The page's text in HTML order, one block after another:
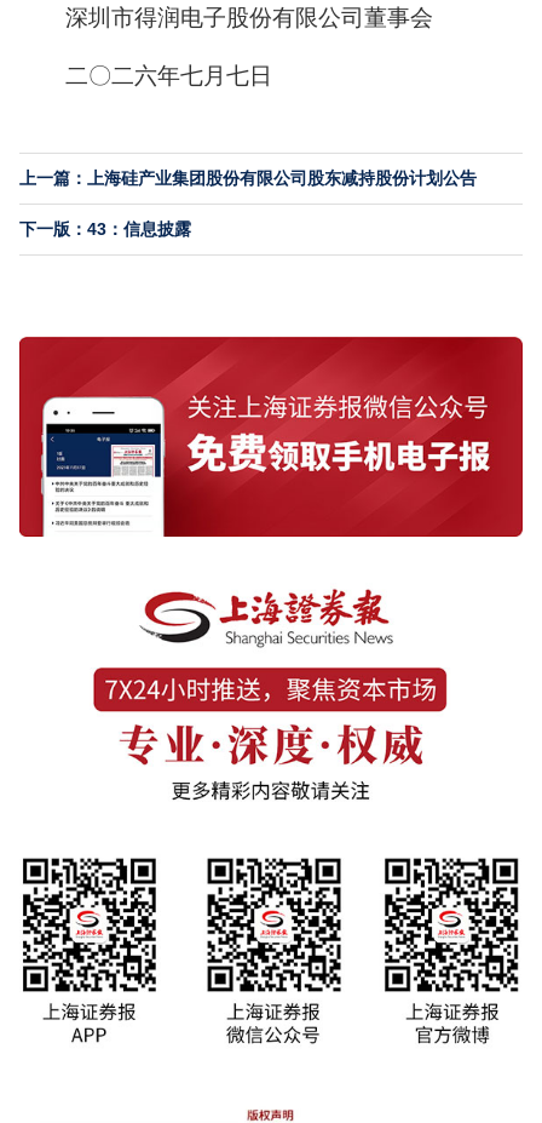
深圳市得润电子股份有限公司董事会
二〇二六年七月七日
上一篇：上海硅产业集团股份有限公司股东减持股份计划公告
下一版：43：信息披露